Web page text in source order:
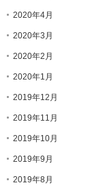
2020年4月
2020年3月
2020年2月
2020年1月
2019年12月
2019年11月
2019年10月
2019年9月
2019年8月